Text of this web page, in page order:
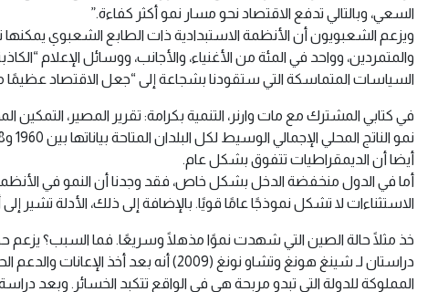
السعي، وبالتالي تدفع الاقتصاد نحو مسار نمو أكثر كفاءة.”
ويزعم الشعبويون أن الأنظمة الاستبدادية ذات الطابع الشعبوي
والمتمردين، وواحد في المئة من الأغنياء، والأجانب، ووسائل الإعلام
السياسات المتماسكة التي ستقودنا بشجاعة إلى “جعل الاقتصاد عظيمًا
أيضا أن الديمقراطيات تتفوق بشكل عام.
أما في الدول منخفضة الدخل بشكل خاص، فقد وجدنا أن النمو في الأنظمة
الاستثناءات لا تشكل نموذجًا عامًا قويًا. بالإضافة إلى ذلك، الأدلة تشير
خذ مثلًا حالة الصين التي شهدت نموًا مذهلًا وسريعًا. فما السبب؟ يزعم
دراستان لـ شينغ هونغ وتشاو نونغ
المملوكة للدولة التي تبدو مربحة هي في الواقع تتكبد الخسائر. وبعد